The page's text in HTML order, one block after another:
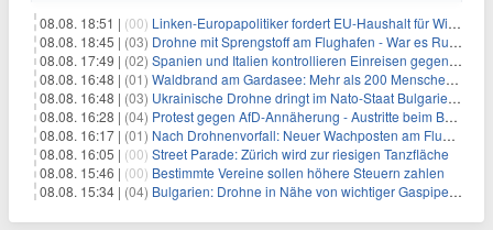
08.08. 18:51 | (00) Linken-Europapolitiker fordert EU-Haushalt für Wirtschaftsumbau
08.08. 18:45 | (03) Drohne mit Sprengstoff am Flughafen - War es Russland?
08.08. 17:49 | (02) Spanien und Italien kontrollieren Einreisen gegenseitig
08.08. 16:48 | (01) Waldbrand am Gardasee: Mehr als 200 Menschen evakuiert
08.08. 16:48 | (03) Ukrainische Drohne dringt im Nato-Staat Bulgarien ein
08.08. 16:28 | (04) Protest gegen AfD-Annäherung - Austritte beim BSW Sachsen-Anhalt
08.08. 16:17 | (01) Nach Drohnenvorfall: Neuer Wachposten am Flughafen
08.08. 16:05 | (00) Street Parade: Zürich wird zur riesigen Tanzfläche
08.08. 15:46 | (00) Bestimmte Vereine sollen höhere Steuern zahlen
08.08. 15:34 | (04) Bulgarien: Drohne in Nähe von wichtiger Gaspipeline explodiert